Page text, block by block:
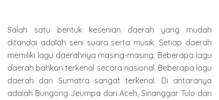
Salah satu bentuk kesenian daerah yang mudah
ditandai adalah seni suara serta musik. Setiap daerah
memiliki lagu daerahnya masing-masing. Beberapa lagu
daerah bahkan terkenal secara nasional. Beberapa lagu
daerah dari Sumatra sangat terkenal. Di antaranya
adalah Bungong Jeumpa dari Aceh, Sinanggar Tulo dari